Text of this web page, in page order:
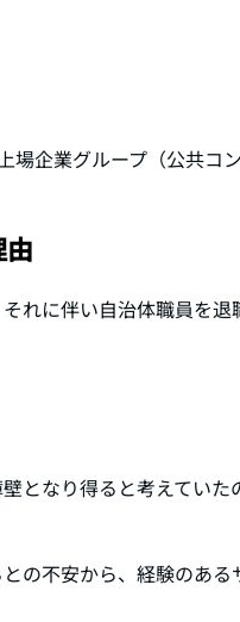
企業グループ（公共コン
れに伴い自治体職員を退
となり得ると考えていた
の不安から、経験のある